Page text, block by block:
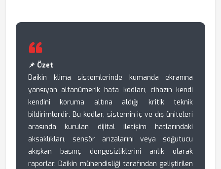
📌 Özet
Daikin klima sistemlerinde kumanda ekranına
yansıyan alfanümerik hata kodları, cihazın kendi
kendini koruma altına aldığı kritik teknik
bildirimlerdir. Bu kodlar, sistemin iç ve dış üniteleri
arasında kurulan dijital iletişim hatlarındaki
aksaklıkları, sensör arızalarını veya soğutucu
akışkan basınç dengesizliklerini anlık olarak
raporlar. Daikin mühendisliği tarafından geliştirilen